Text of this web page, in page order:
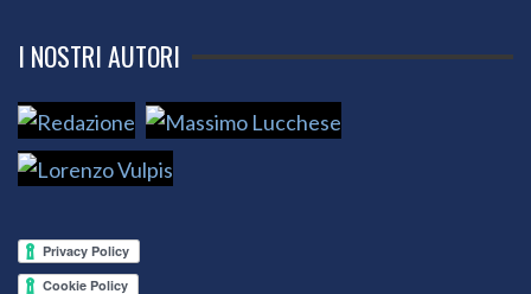
I NOSTRI AUTORI